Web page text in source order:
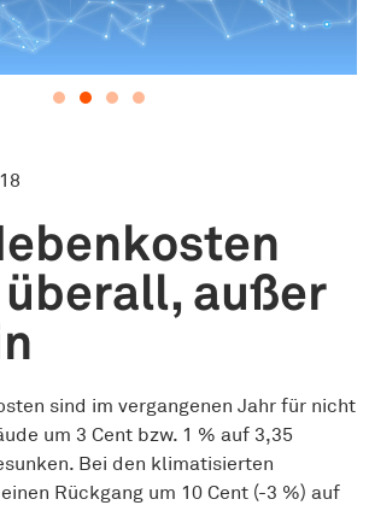
außer
sind im vergangenen Jahr für nicht
um 3 Cent bzw. 1 % auf 3,35
Bei den klimatisierten
Rückgang um 10 Cent (-3 %) auf